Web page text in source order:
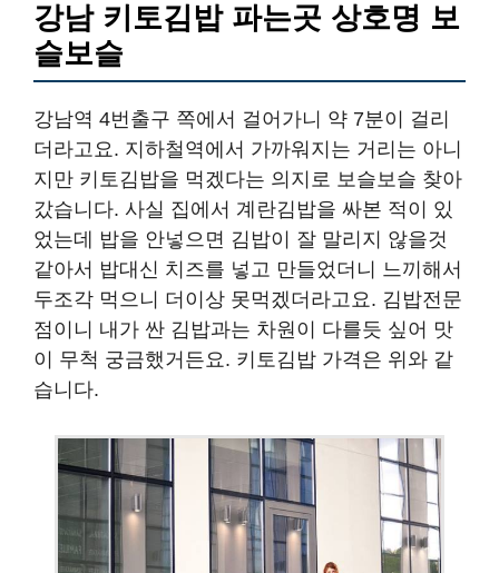
강남 키토김밥 파는곳 상호명 보
슬보슬
강남역 4번출구 쪽에서 걸어가니 약 7분이 걸리
더라고요. 지하철역에서 가까워지는 거리는 아니
지만 키토김밥을 먹겠다는 의지로 보슬보슬 찾아
갔습니다. 사실 집에서 계란김밥을 싸본 적이 있
었는데 밥을 안넣으면 김밥이 잘 말리지 않을것
같아서 밥대신 치즈를 넣고 만들었더니 느끼해서
두조각 먹으니 더이상 못먹겠더라고요. 김밥전문
점이니 내가 싼 김밥과는 차원이 다를듯 싶어 맛
이 무척 궁금했거든요. 키토김밥 가격은 위와 같
습니다.